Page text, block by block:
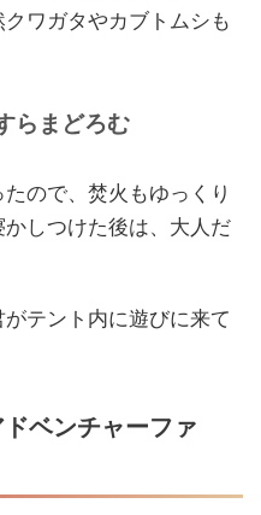
ワガタやカブトムシも
らまどろむ
ので、焚火もゆっくり
しつけた後は、大人だ
テント内に遊びに来て
ベンチャーファ